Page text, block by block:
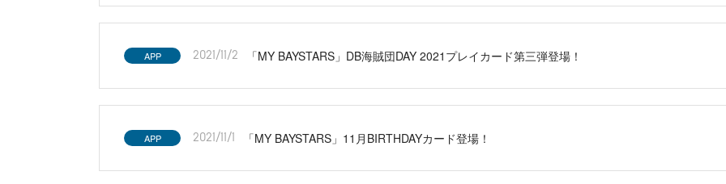
APP 2021/11/2 「MY BAYSTARS」DB海賊団DAY 2021プレイカード第三弾登場！
APP 2021/11/1 「MY BAYSTARS」11月BIRTHDAYカード登場！